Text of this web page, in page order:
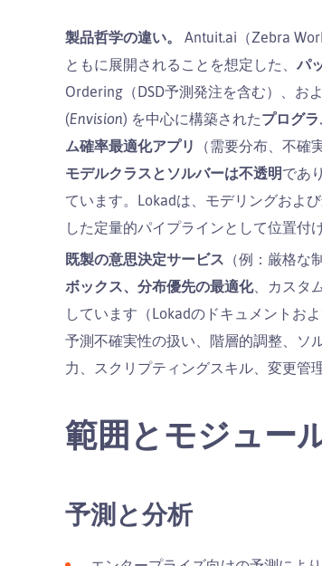
製品哲学の違い。
Antuit.ai（Zebra
ともに展開されることを想定した、 パ
Ordering（DSD予測発注を含む）、お
(Envision) を中心に構築されたプログ
ム確率最適化アプリ
（需要分布、不
モデルクラスとソルバーは不透明であ
ています。Lokadは、モデリングおよ
した定量的パイプラインとして位置付
既製の意思決定サービス （例：厳格
ボックス、分布優先の最適化、カスタ
しています（Lokadのドキュメントお
予測不確実性の扱い、階層的調整、ソ
力、スクリプティングスキル、変更管
範囲とモジュー
予測と分析